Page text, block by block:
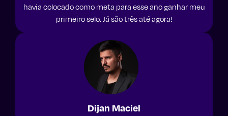
havia colocado como meta para esse ano ganhar meu
primeiro selo. Já são três até agora!
Dijan Maciel